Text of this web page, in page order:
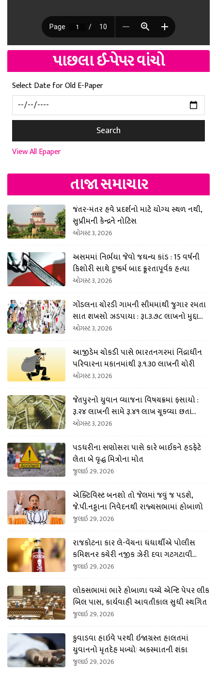
પાછલા ઈ-પેપર વાંચો
Select Date for Old E-Paper
Search
View All Epaper
તાજા સમાચાર
જંતર-મંતર હવે પ્રદર્શનો માટે યોગ્ય સ્થળ નથી,
સુપ્રીમની કેન્દ્રને નોટિસ
ઓગસ્ટ 3, 2026
અસમમાં નિર્ભયા જેવો જઘન્ય કાંડ : 15 વર્ષની
કિશોરી સાથે દુષ્કર્મ બાદ ક્રૂરતાપૂર્વક હત્યા
ઓગસ્ટ 3, 2026
ગોંડલના ચોરડી ગામની સીમમાંથી જુગાર રમતા
સાત શખસો ઝડપાયા : રૂા.૩.૭૮ લાખનો મુદ્દામા
લ કબજે
ઓગસ્ટ 3, 2026
આજીડેમ ચોકડી પાસે ભારતનગરમાં નિંદ્રાધીન
પરિવારના મકાનમાંથી રૂ.૧.૩૦ લાખની ચોરી
ઓગસ્ટ 3, 2026
જેતપુરનો યુવાન વ્યાજના વિષચક્રમાં ફસાયો :
રૂ.૨૪ લાખની સામે રૂ.૪૧ લાખ ચૂકવ્યા છતાં
ધમકી અપાતી
ઓગસ્ટ 3, 2026
પડધરીના સણોસરા પાસે કારે બાઈકને હડફેટે
લેતા બે વૃદ્ધ મિત્રોના મોત
જુલાઇ 29, 2026
એક્ટિવિસ્ટ બનશો તો જેલમાં જવું જ પડશે,
જે.પી.નડ્ડાના નિવેદનથી રાજ્યસભામાં હોબાળો
જુલાઇ 29, 2026
રાજકોટના કાર લે-વેંચના ધંધાર્થીએ પોલીસ
કમિશનર કચેરી નજીક ઝેરી દવા ગટગટાવી
લીધી
જુલાઇ 29, 2026
લોકસભામાં ભારે હોબાળા વચ્ચે એન્ટિ પેપર લીક
બિલ પાસ, કાર્યવાહી આવતીકાલ સુધી સ્થગિત
જુલાઇ 29, 2026
કુવાડવા હાઇવે પરથી ઇજાગ્રસ્ત હાલતમાં
યુવાનનો મૃતદેહ મળ્યોઃ અકસ્માતની શંકા
જુલાઇ 29, 2026